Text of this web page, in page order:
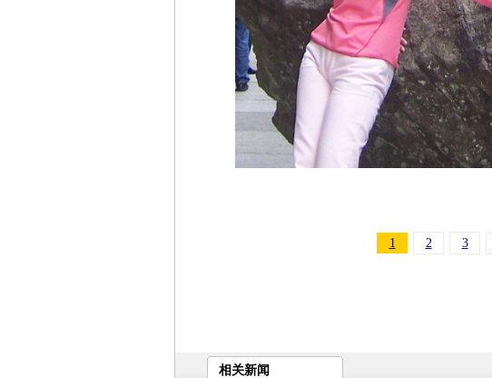
1 2 3
相关新闻